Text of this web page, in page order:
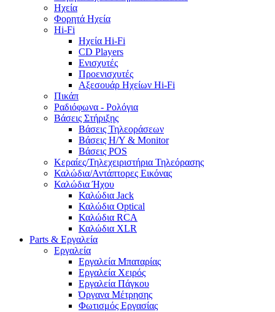
Ηχεία
Φορητά Ηχεία
Hi-Fi
Ηχεία Hi-Fi
CD Players
Ενισχυτές
Προενισχυτές
Αξεσουάρ Ηχείων Hi-Fi
Πικάπ
Ραδιόφωνα - Ρολόγια
Βάσεις Στήριξης
Βάσεις Τηλεοράσεων
Βάσεις Η/Υ & Monitor
Βάσεις POS
Κεραίες/Τηλεχειριστήρια Τηλεόρασης
Καλώδια/Αντάπτορες Εικόνας
Καλώδια Ήχου
Καλώδια Jack
Καλώδια Optical
Καλώδια RCA
Καλώδια XLR
Parts & Εργαλεία
Εργαλεία
Εργαλεία Μπαταρίας
Εργαλεία Χειρός
Εργαλεία Πάγκου
Όργανα Μέτρησης
Φωτισμός Εργασίας